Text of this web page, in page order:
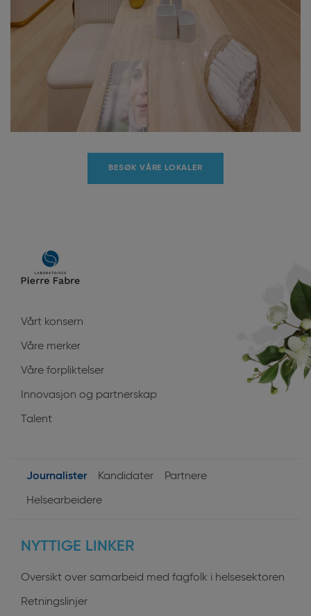
BESØK VÅRE LOKALER
Main
navigation
Vårt konsern
Våre merker
Våre forpliktelser
Innovasjon og partnerskap
Talent
User
Journalister Kandidater Partnere
Helsearbeidere
NYTTIGE LINKER
Oversikt over samarbeid med fagfolk i helsesektoren
Retningslinjer